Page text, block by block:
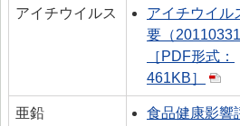
委託研究・調査事業等
> 研究課題について
> 調査事業について
データベース等
アイチウイルス
アイチウイル
要（20110331
［PDF形式：
461KB］
亜鉛
食品健康影響